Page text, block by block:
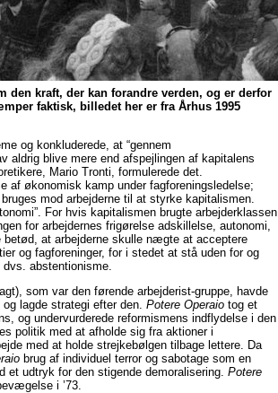
den kraft, der kan forandre verden, og er derfor
faktisk, billedet her er fra Århus 1995
og konkluderede, at “gennem
aldrig blive mere end afspejlingen af kapitalens
Mario Tronti, formulerede det.
af økonomisk kamp under fagforeningsledelse;
mod arbejderne til at styrke kapitalismen.
For hvis kapitalismen brugte arbejderklassen
for arbejdernes frigørelse adskillelse, autonomi,
at arbejderne skulle nægte at acceptere
og fagforeninger, for i stedet at stå uden for og
abstentionisme.
som var den førende arbejderist-gruppe, havde
lagde strategi efter den. Potere Operaio tog et
og undervurderede reformismens indflydelse i den
politik med at afholde sig fra aktioner i
med at holde strejkebølgen tilbage lettere. Da
brug af individuel terror og sabotage som en
et udtryk for den stigende demoralisering. Potere
i ’73.